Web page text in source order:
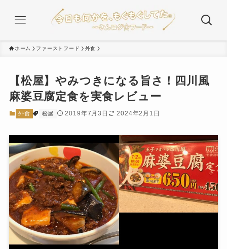
ホーム ファーストフード 外食
【松屋】やみつきになる旨さ！四川風
麻婆豆腐定食を実食レビュー
外食 松屋 2019年7月3日 2024年2月1日